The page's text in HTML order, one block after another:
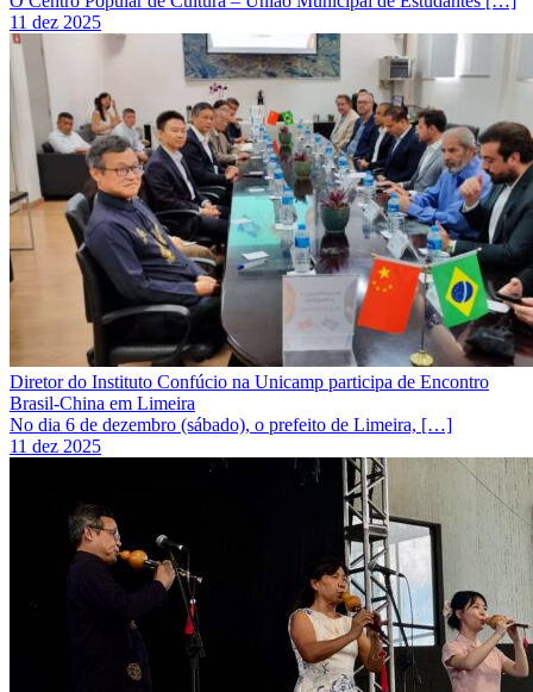
11 dez 2025
Diretor do Instituto Confúcio na Unicamp participa de Encontro
Brasil-China em Limeira
No dia 6 de dezembro (sábado), o prefeito de Limeira, […]
11 dez 2025